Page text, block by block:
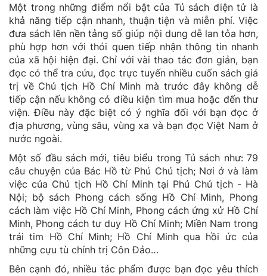
Một trong những điểm nổi bật của Tủ sách điện tử là
khả năng tiếp cận nhanh, thuận tiện và miễn phí. Việc
đưa sách lên nền tảng số giúp nội dung dễ lan tỏa hơn,
phù hợp hơn với thói quen tiếp nhận thông tin nhanh
của xã hội hiện đại. Chỉ với vài thao tác đơn giản, bạn
đọc có thể tra cứu, đọc trực tuyến nhiều cuốn sách giá
trị về Chủ tịch Hồ Chí Minh mà trước đây không dễ
tiếp cận nếu không có điều kiện tìm mua hoặc đến thư
viện. Điều này đặc biệt có ý nghĩa đối với bạn đọc ở
địa phương, vùng sâu, vùng xa và bạn đọc Việt Nam ở
nước ngoài.
Một số đầu sách mới, tiêu biểu trong Tủ sách như: 79
câu chuyện của Bác Hồ từ Phủ Chủ tịch; Nơi ở và làm
việc của Chủ tịch Hồ Chí Minh tại Phủ Chủ tịch - Hà
Nội; bộ sách Phong cách sống Hồ Chí Minh, Phong
cách làm việc Hồ Chí Minh, Phong cách ứng xử Hồ Chí
Minh, Phong cách tư duy Hồ Chí Minh; Miền Nam trong
trái tim Hồ Chí Minh; Hồ Chí Minh qua hồi ức của
những cựu tù chính trị Côn Đảo…
Bên cạnh đó, nhiều tác phẩm được bạn đọc yêu thích